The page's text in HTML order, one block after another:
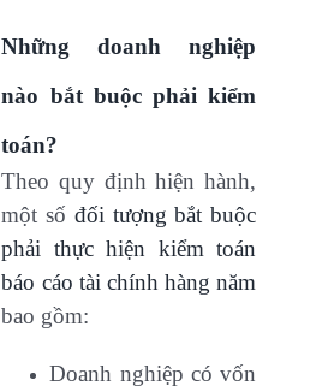
Những doanh nghiệp
nào bắt buộc phải kiểm
toán?
Theo quy định hiện hành,
một số đối tượng bắt buộc
phải thực hiện kiểm toán
báo cáo tài chính hàng năm
bao gồm:
Doanh nghiệp có vốn